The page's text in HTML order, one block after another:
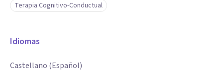
Terapia Cognitivo-Conductual
Idiomas
Castellano (Español)